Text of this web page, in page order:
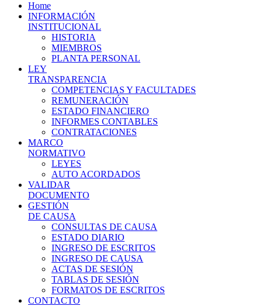
Home
INFORMACIÓN
INSTITUCIONAL
HISTORIA
MIEMBROS
PLANTA PERSONAL
LEY
TRANSPARENCIA
COMPETENCIAS Y FACULTADES
REMUNERACIÓN
ESTADO FINANCIERO
INFORMES CONTABLES
CONTRATACIONES
MARCO
NORMATIVO
LEYES
AUTO ACORDADOS
VALIDAR
DOCUMENTO
GESTIÓN
DE CAUSA
CONSULTAS DE CAUSA
ESTADO DIARIO
INGRESO DE ESCRITOS
INGRESO DE CAUSA
ACTAS DE SESIÓN
TABLAS DE SESIÓN
FORMATOS DE ESCRITOS
CONTACTO